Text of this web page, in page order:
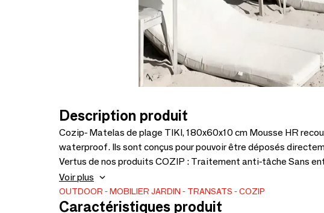
Description produit
Cozip- Matelas de plage TIKI, 180x60x10 cm Mousse HR
waterproof. Ils sont conçus pour pouvoir être déposés
Vertus de nos produits COZIP : Traitement anti-tâche Sans
Excellente résistance aux moisissures Ne se déchire pas, ne
résilience Garantie 5 ans (voir conditions de garantie).
Voir plus
OUTDOOR MOBILIER JARDIN TRANSATS COZIP
Caractéristiques produit